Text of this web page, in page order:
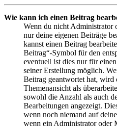
Wie kann ich einen Beitrag
Wenn du nicht Administrator
nur deine eigenen Beiträge
kannst einen Beitrag
Beitrag“-Symbol für den
eventuell ist dies nur für
seiner Erstellung möglich.
Beitrag geantwortet hat, wird
Themenansicht als
sowohl die Anzahl als auch
Bearbeitungen angezeigt.
wenn noch niemand auf
wenn ein Administrator oder